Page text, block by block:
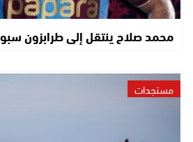
محمد صلاح ينتقل إلى طرابزون
مستجدات